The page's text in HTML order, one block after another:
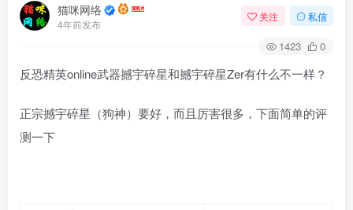
猫咪网络
4年前发布
关注 私信
1423 0
反恐精英online武器撼宇碎星和撼宇碎星Zer有什么不一样？
正宗撼宇碎星（狗神）要好，而且厉害很多，下面简单的评
测一下